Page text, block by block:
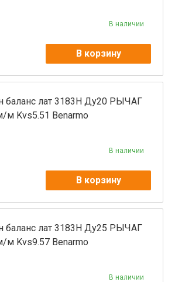
В наличии
В корзину
баланс лат 3183Н Ду20 РЫЧАГ
м Kvs5.51 Benarmo
В наличии
В корзину
баланс лат 3183Н Ду25 РЫЧАГ
м Kvs9.57 Benarmo
В наличии